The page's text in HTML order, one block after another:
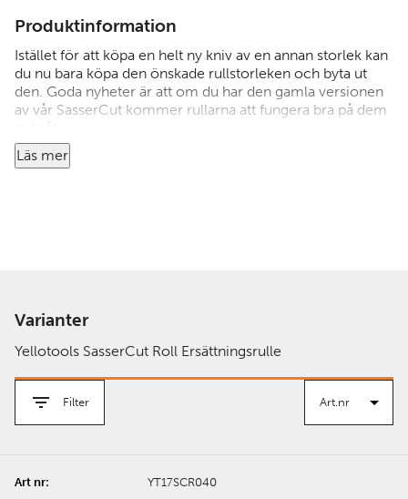
Produktinformation
Istället för att köpa en helt ny kniv av en annan storlek kan
du nu bara köpa den önskade rullstorleken och byta ut
den. Goda nyheter är att om du har den gamla versionen
av vår SasserCut kommer rullarna att fungera bra på dem
också!
Läs mer
Varianter
Yellotools SasserCut Roll Ersättningsrulle
Filter
YT17SCR040